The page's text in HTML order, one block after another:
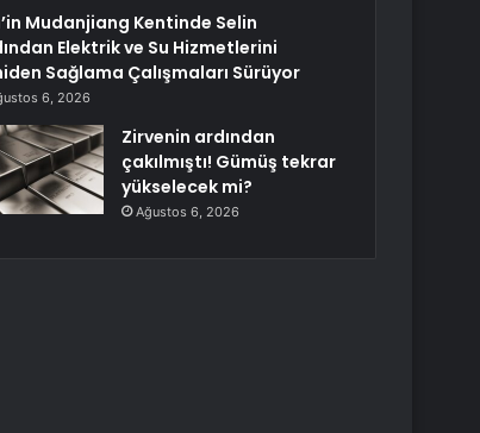
Mudanjiang Kentinde Selin
Elektrik ve Su Hizmetlerini
Sağlama Çalışmaları Sürüyor
6, 2026
Zirvenin ardından
çakılmıştı! Gümüş tekrar
yükselecek mi?
Ağustos 6, 2026